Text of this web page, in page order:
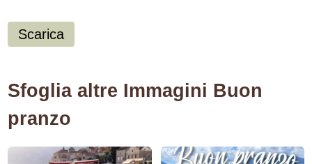
Scarica
Sfoglia altre Immagini Buon
pranzo